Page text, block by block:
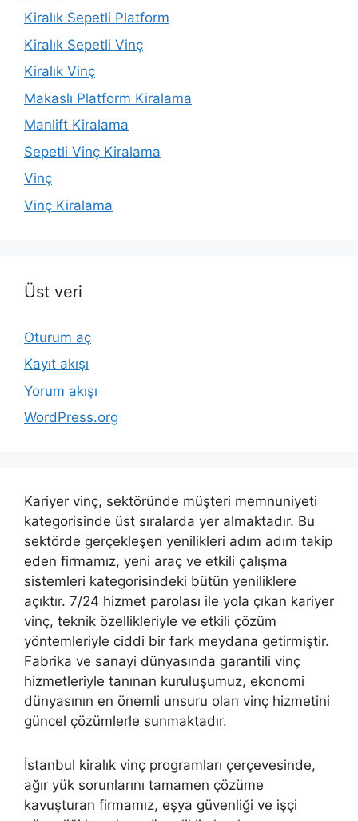
Kiralık Sepetli Platform
Kiralık Sepetli Vinç
Kiralık Vinç
Makaslı Platform Kiralama
Manlift Kiralama
Sepetli Vinç Kiralama
Vinç
Vinç Kiralama
Üst veri
Oturum aç
Kayıt akışı
Yorum akışı
WordPress.org
Kariyer vinç, sektöründe müşteri memnuniyeti
kategorisinde üst sıralarda yer almaktadır. Bu
sektörde gerçekleşen yenilikleri adım adım takip
eden firmamız, yeni araç ve etkili çalışma
sistemleri kategorisindeki bütün yeniliklere
açıktır. 7/24 hizmet parolası ile yola çıkan kariyer
vinç, teknik özellikleriyle ve etkili çözüm
yöntemleriyle ciddi bir fark meydana getirmiştir.
Fabrika ve sanayi dünyasında garantili vinç
hizmetleriyle tanınan kuruluşumuz, ekonomi
dünyasının en önemli unsuru olan vinç hizmetini
güncel çözümlerle sunmaktadır.
İstanbul kiralık vinç programları çerçevesinde,
ağır yük sorunlarını tamamen çözüme
kavuşturan firmamız, eşya güvenliği ve işçi